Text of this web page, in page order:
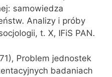
samowiedza
Analizy i próby
t. X, IFiS PAN.
Problem jednostek
badaniach